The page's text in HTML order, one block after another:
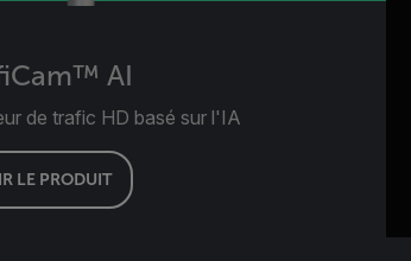
AI
de trafic HD basé sur l'IA
LE PRODUIT